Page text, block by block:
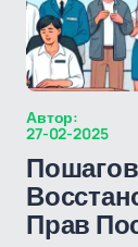
Автор:
27-02-2025
Прав